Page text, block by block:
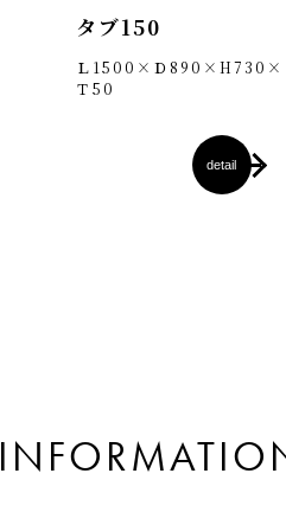
タブ150
Ｌ1500×Ｄ890×H730×
Ｔ50
detail